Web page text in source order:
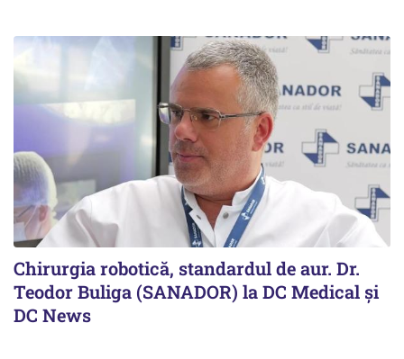
Chirurgia robotică, standardul de aur. Dr.
Teodor Buliga (SANADOR) la DC Medical și
DC News